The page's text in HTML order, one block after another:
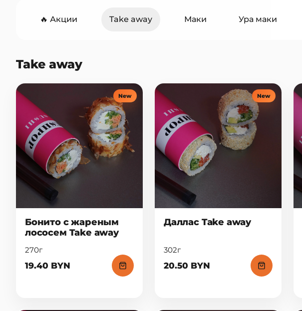
🔥 Акции Take away Маки Ура маки
Горячие блюда
Take away
New
Бонито с жареным
лососем Take away
270г
19.40 BYN
New
Даллас Take away
302г
20.50 BYN